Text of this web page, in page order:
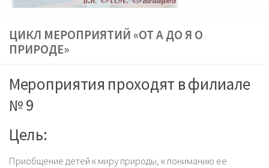
ЦИКЛ МЕРОПРИЯТИЙ «ОТ А ДО Я О
ПРИРОДЕ»
Мероприятия проходят в филиале
№ 9
Цель:
Приобщение детей к миру природы, к пониманию ее